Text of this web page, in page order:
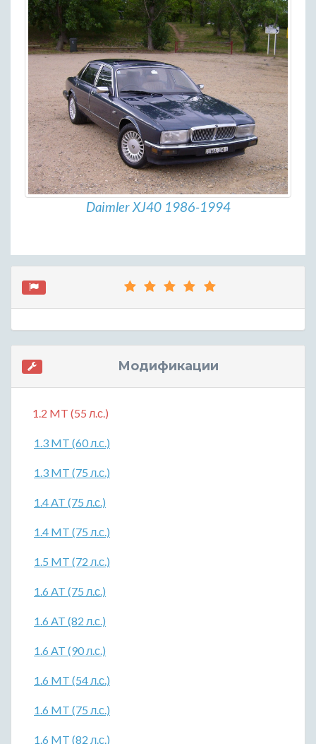
Daimler XJ40 1986-1994
Модификации
1.2 MT (55 л.с.)
1.3 MT (60 л.с.)
1.3 MT (75 л.с.)
1.4 AT (75 л.с.)
1.4 MT (75 л.с.)
1.5 MT (72 л.с.)
1.6 AT (75 л.с.)
1.6 AT (82 л.с.)
1.6 AT (90 л.с.)
1.6 MT (54 л.с.)
1.6 MT (75 л.с.)
1.6 MT (82 л.с.)